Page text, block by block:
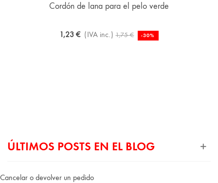
Cordón de lana para el pelo verde
1,23 € (IVA inc.) 1,75 € -30%
ÚLTIMOS POSTS EN EL BLOG
Cancelar o devolver un pedido